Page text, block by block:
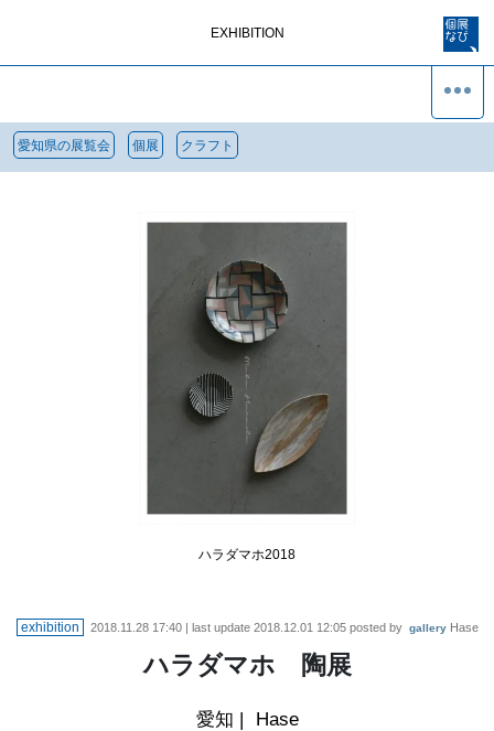
EXHIBITION
愛知県の展覧会 個展 クラフト
ハラダマホ2018
exhibition 2018.11.28 17:40| last update 2018.12.01 12:05posted by gallery Hase
ハラダマホ 陶展
愛知 | Hase